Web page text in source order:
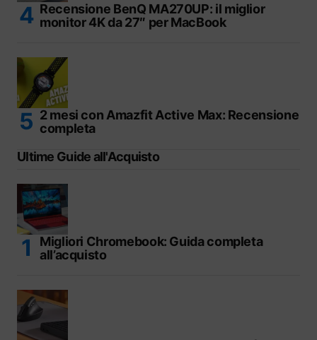
Recensione BenQ MA270UP: il miglior
monitor 4K da 27″ per MacBook
2 mesi con Amazfit Active Max: Recensione
completa
Ultime Guide all'Acquisto
Migliori Chromebook: Guida completa
all’acquisto